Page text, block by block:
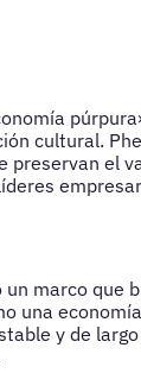
cultural.
preservan el
marco que
una
y de